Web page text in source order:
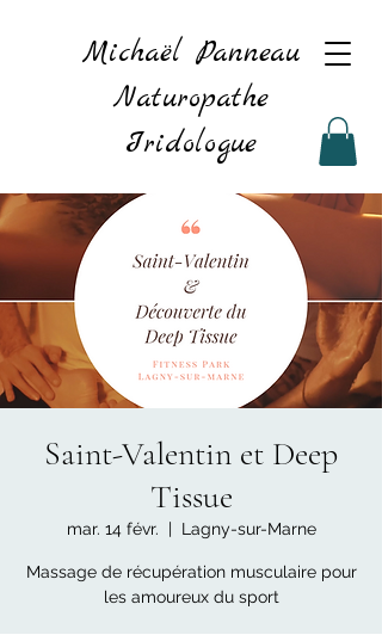
Michaël Panneau
Naturopathe
Iridologue
Saint-Valentin et Deep
Tissue
mar. 14 févr.
  |
Lagny-sur-Marne
Massage de récupération musculaire pour
les amoureux du sport